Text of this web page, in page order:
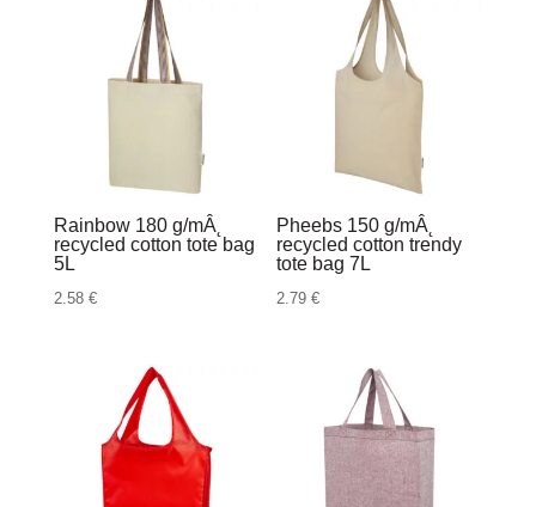
Rainbow 180 g/mÂ˛
recycled cotton tote bag
5L
2.58 €
Pheebs 150 g/mÂ˛
recycled cotton trendy
tote bag 7L
2.79€